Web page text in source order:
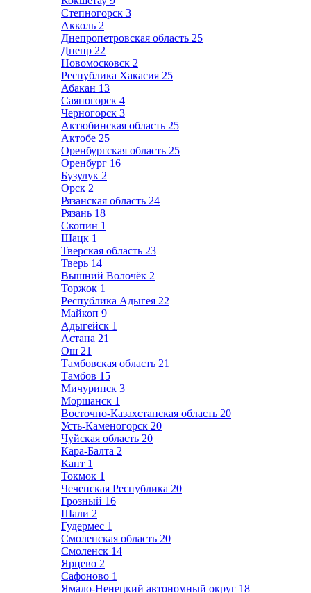
Степногорск 3
Акколь 2
Днепропетровская область 25
Днепр 22
Новомосковск 2
Республика Хакасия 25
Абакан 13
Саяногорск 4
Черногорск 3
Актюбинская область 25
Актобе 25
Оренбургская область 25
Оренбург 16
Бузулук 2
Орск 2
Рязанская область 24
Рязань 18
Скопин 1
Шацк 1
Тверская область 23
Тверь 14
Вышний Волочёк 2
Торжок 1
Республика Адыгея 22
Майкоп 9
Адыгейск 1
Астана 21
Ош 21
Тамбовская область 21
Тамбов 15
Мичуринск 3
Моршанск 1
Восточно-Казахстанская область 20
Усть-Каменогорск 20
Чуйская область 20
Кара-Балта 2
Кант 1
Токмок 1
Чеченская Республика 20
Грозный 16
Шали 2
Гудермес 1
Смоленская область 20
Смоленск 14
Ярцево 2
Сафоново 1
Ямало-Ненецкий автономный округ 18